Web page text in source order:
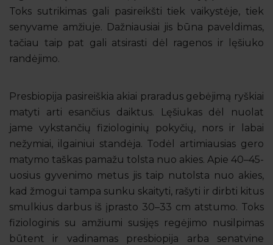
Toks sutrikimas gali pasireikšti tiek vaikystėje, tiek
senyvame amžiuje. Dažniausiai jis būna paveldimas,
tačiau taip pat gali atsirasti dėl ragenos ir lęšiuko
randėjimo.
Presbiopija pasireiškia akiai praradus gebėjimą ryškiai
matyti arti esančius daiktus. Lęšiukas dėl nuolat
jame vykstančių fiziologinių pokyčių, nors ir labai
nežymiai, ilgainiui standėja. Todėl artimiausias gero
matymo taškas pamažu tolsta nuo akies. Apie 40–45-
uosius gyvenimo metus jis taip nutolsta nuo akies,
kad žmogui tampa sunku skaityti, rašyti ir dirbti kitus
smulkius darbus iš įprasto 30–33 cm atstumo. Toks
fiziologinis su amžiumi susijęs regėjimo nusilpimas
būtent ir vadinamas presbiopija arba senatvine